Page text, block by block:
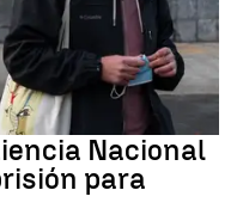
Nacional
para